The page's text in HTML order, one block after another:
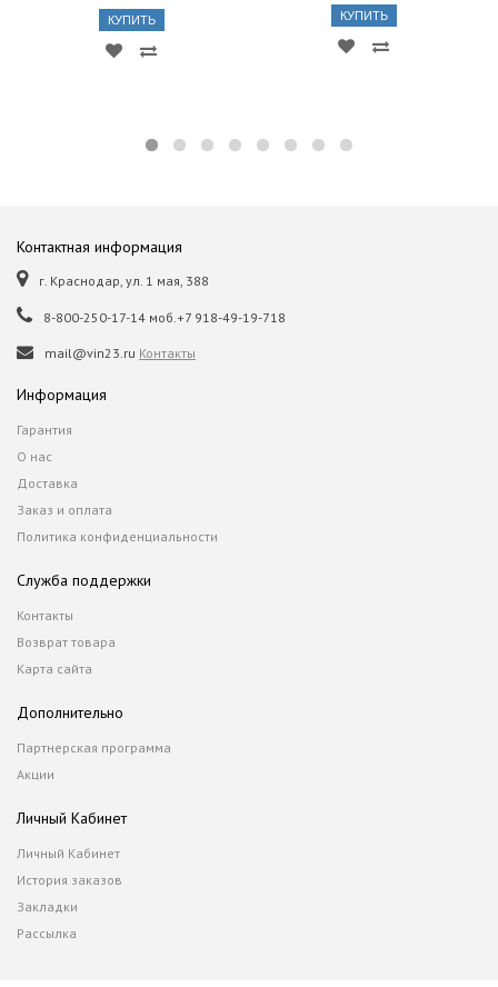
КУПИТЬ КУПИТЬ
Контактная информация
г. Краснодар, ул. 1 мая, 388
8-800-250-17-14 моб.+7 918-49-19-718
mail@vin23.ru Контакты
Информация
Гарантия
О нас
Доставка
Заказ и оплата
Политика конфиденциальности
Служба поддержки
Контакты
Возврат товара
Карта сайта
Дополнительно
Партнерская программа
Акции
Личный Кабинет
Личный Кабинет
История заказов
Закладки
Рассылка